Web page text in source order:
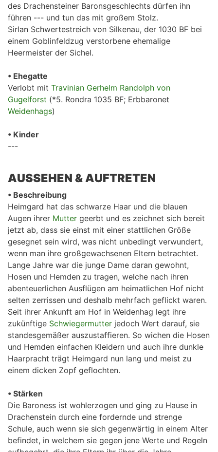
des Drachensteiner Baronsgeschlechts dürfen ihn
führen --- und tun das mit großem Stolz.
Sirlan Schwertestreich von Silkenau, der 1030 BF bei
einem Goblinfeldzug verstorbene ehemalige
Heermeister der Sichel.
• Ehegatte
Verlobt mit Travinian Gerhelm Randolph von
Gugelforst (*5. Rondra 1035 BF; Erbbaronet
Weidenhags)
• Kinder
---
AUSSEHEN & AUFTRETEN
• Beschreibung
Heimgard hat das schwarze Haar und die blauen
Augen ihrer Mutter geerbt und es zeichnet sich bereit
jetzt ab, dass sie einst mit einer stattlichen Größe
gesegnet sein wird, was nicht unbedingt verwundert,
wenn man ihre großgewachsenen Eltern betrachtet.
Lange Jahre war die junge Dame daran gewohnt,
Hosen und Hemden zu tragen, welche nach ihren
abenteuerlichen Ausflügen am heimatlichen Hof nicht
selten zerrissen und deshalb mehrfach geflickt waren.
Seit ihrer Ankunft am Hof in Weidenhag legt ihre
zukünftige Schwiegermutter jedoch Wert darauf, sie
standesgemäßer auszustaffieren. So wichen die Hosen
und Hemden einfachen Kleidern und auch ihre dunkle
Haarpracht trägt Heimgard nun lang und meist zu
einem dicken Zopf geflochten.
• Stärken
Die Baroness ist wohlerzogen und ging zu Hause in
Drachenstein durch eine fordernde und strenge
Schule, auch wenn sie sich gegenwärtig in einem Alter
befindet, in welchem sie gegen jene Werte und Regeln